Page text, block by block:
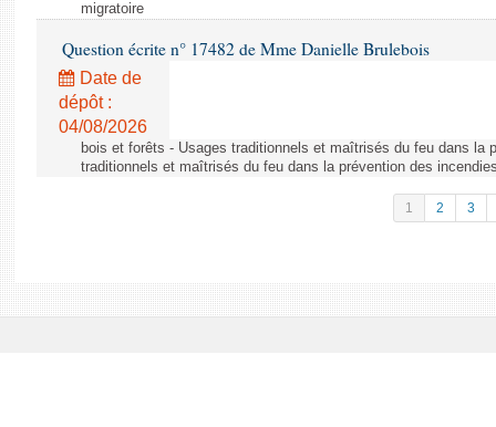
migratoire
Question écrite n° 17482 de Mme Danielle Brulebois
Date de
dépôt :
04/08/2026
bois et forêts - Usages traditionnels et maîtrisés du feu dans la
traditionnels et maîtrisés du feu dans la prévention des
1 2 3